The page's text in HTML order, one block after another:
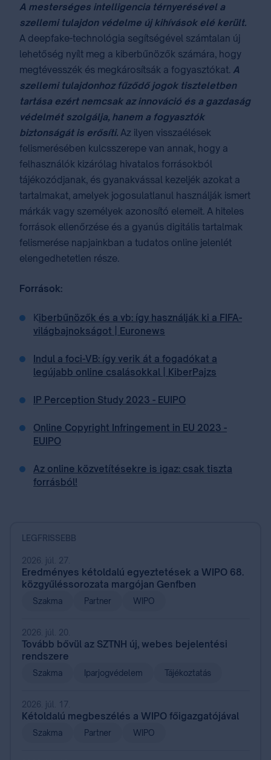
A mesterséges intelligencia térnyerésével a
szellemi tulajdon védelme új kihívások elé került.
A deepfake-technológia segítségével számtalan új
lehetőség nyílt meg a kiberbűnözők számára, hogy
megtévesszék és megkárosítsák a fogyasztókat. A
szellemi tulajdonhoz fűződő jogok tiszteletben
tartása ezért nemcsak az innováció és a gazdaság
védelmét szolgálja, hanem a fogyasztók
biztonságát is erősíti. Az ilyen visszaélések
felismerésében kulcsszerepe van annak, hogy a
felhasználók kizárólag hivatalos forrásokból
tájékozódjanak, és gyanakvással kezeljék azokat a
tartalmakat, amelyek jogosulatlanul használják ismert
márkák vagy személyek azonosító elemeit. A hiteles
források ellenőrzése és a gyanús digitális tartalmak
felismerése napjainkban a tudatos online jelenlét
elengedhetetlen része.
Források:
Kiberbűnözők és a vb: így használják ki a FIFA-
világbajnokságot | Euronews
Indul a foci-VB: így verik át a fogadókat a
legújabb online csalásokkal | KiberPajzs
IP Perception Study 2023 - EUIPO
Online Copyright Infringement in EU 2023 -
EUIPO
Az online közvetítésekre is igaz: csak tiszta
forrásból!
LEGFRISSEBB
2026. júl. 27.
Eredményes kétoldalú egyeztetések a WIPO 68.
közgyűléssorozata margójan Genfben
Szakma Partner WIPO
2026. júl. 20.
Tovább bővül az SZTNH új, webes bejelentési
rendszere
Szakma Iparjogvédelem Tájékoztatás
2026. júl. 17.
Kétoldalú megbeszélés a WIPO főigazgatójával
Szakma Partner WIPO